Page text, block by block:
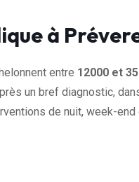
à
entre 12000 et
un bref diagnostic,
de nuit, week-end